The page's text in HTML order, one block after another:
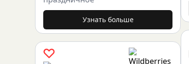
Узнать больше